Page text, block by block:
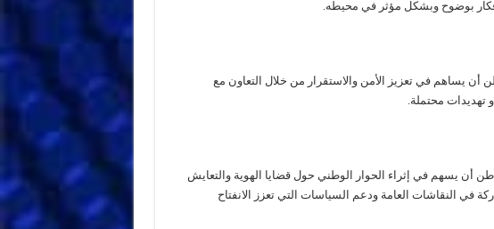
بوضوح وبشكل مؤثر في محيطه.
أن يساهم في تعزيز الأمن والاستقرار من خلال التعاون مع
تهديدات محتملة.
أن يسهم في إثراء الحوار الوطني حول قضايا الهوية والتعايش
في النقاشات العامة ودعم السياسات التي تعزز الانفتاح